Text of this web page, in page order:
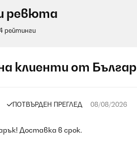
ревюта
рейтинги
клиенти от
ПОТВЪРДЕН ПРЕГЛЕД 08/08/2026
Доставка в срок.